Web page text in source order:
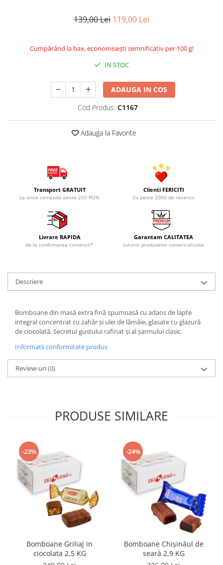
139,00 Lei 119,00 Lei
Cumpărând la bax, economisești semnificativ per 100 g!
IN STOC
ADAUGA IN COS
Cod Produs: C1167
Adauga la Favorite
Transport GRATUIT
La orice comanda peste 250 RON
Clienti FERICITI
Cu peste 2000 de recenzii
Livrare RAPIDA
de la confirmarea comenzii*
Garantam CALITATEA
tuturor produselor comercializate
Descriere
Bomboane din masă extra fină spumoasă cu adaos de lapte
integral concentrat cu zahăr şi ulei de lămâie, glasate cu glazură
de ciocolată. Secretul gustului rafinat şi al şarmului clasic.
Informatii conformitate produs
Review-uri(0)
PRODUSE SIMILARE
-23%
Bomboane Griliaj in
ciocolata 2,5 KG
-24%
Bomboane Chişinăul de
seară 2,9 KG